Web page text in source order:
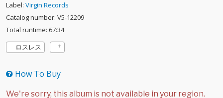
Label: Virgin Records
Catalog number: V5-12209
Total runtime: 67:34
ロスレス
How To Buy